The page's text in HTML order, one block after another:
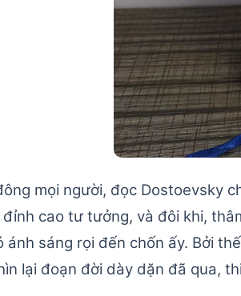
mọi người, đọc Dostoevsky
cao tư tưởng, và đôi khi,
ánh sáng rọi đến chốn ấy. Bởi
lại đoạn đời dày dặn đã qua,